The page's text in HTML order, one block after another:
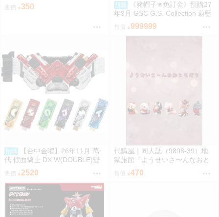
售價 350 預購
《豬帽子✬免訂金》預購27
年9月 GSC G.S. Collection 蔚藍
檔案 渚 ～花香微笑～ 1/7 0920
售價 999999
預購
【台中金曜】26年11月 萬
代 假面騎士 DX W(DOUBLE)變
身腰帶(平成20周年VER.) 再版 0
814
2520
代購屋｜同人誌（9898-39）地
獄旅館『ようせいさ〜んなおと
もだち』ia さくらんぼアイス
470